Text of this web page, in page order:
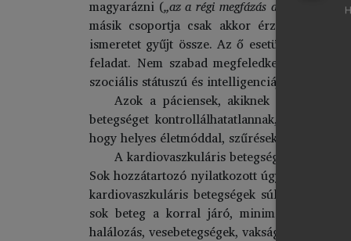
magyarázni („az a régi megfázás a szívére
másik csoportja csak akkor érzi
ismeretet gyűjt össze. Az ő esetükben a
feladat. Nem szabad megfeledkeznünk
szociális státuszú és intelligenciájú emberek
Azok a páciensek, akiknek a családi
betegséget kontrollálhatatlannak,
hogy helyes életmóddal, szűrésekkel a
A kardiovaszkuláris betegségek
Sok hozzátartozó nyilatkozott úgy, hogy a
kardiovaszkuláris betegségek súlyos
sok beteg a korral járó, minimálisan
halálozás, vesebetegségek, vakság,